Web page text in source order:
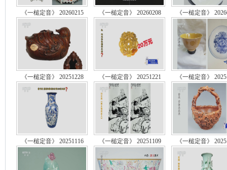
《一槌定音》 20260215 《一槌定音》 20260208 《一槌定音》
《一槌定音》 20251228 《一槌定音》 20251221 《一槌定音》
《一槌定音》 20251116 《一槌定音》 20251109 《一槌定音》